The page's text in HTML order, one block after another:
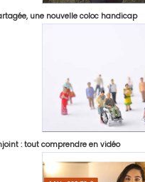
une nouvelle coloc handicap
: tout comprendre en vidéo